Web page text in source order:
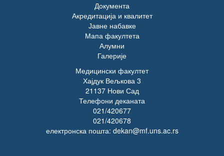
Документа
Акредитација и квалитет
Јавне набавке
Мапа факултета
Алумни
Галерије
Медицински факултет
Хајдук Вељкова 3
21137 Нови Сад
Телефони деканата
021/420677
021/420678
електронска пошта: dekan@mf.uns.ac.rs